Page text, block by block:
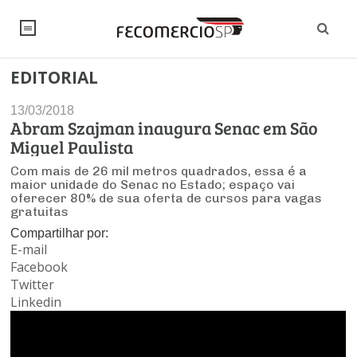
NOTÍCIAS
Editorial
Artigos
Institucional
Debates Fecomercio-SP
PROJETOS ESPECIAIS:
UM BRASIL
UM BRASIL
Economia
Pesquisas
Internacional
Modernização do Estado
Economia Digital
Legislação
Trabalho
Empresas
Arbitragem e Mediação
Negócios
Varejo
Atacado
Sustentabilidade
SINDICATOS
PESQUISAS
FALE CONOSCO
INSTITUCIONAL
Sobre
Imprensa
CONSELHOS
EDITORIAL
13/03/2018
Abram Szajman inaugura Senac em São
Miguel Paulista
Com mais de 26 mil metros quadrados, essa é a
maior unidade do Senac no Estado; espaço vai
oferecer 80% de sua oferta de cursos para vagas
gratuitas
Compartilhar por:
E-mail
Facebook
Twitter
Linkedin